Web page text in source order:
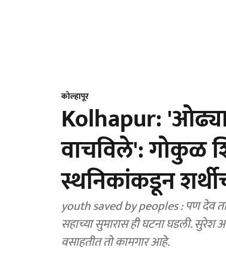
कोल्हापूर
Kolhapur:
वाचविले': गोकुळ
स्थनिकांकडून
youth saved by peoples : पण देव तारी त्याला कोण मारी, या उक्तीप्रमाणे त्याचे प्राण वाचले. संध्याकाळी
सहाच्या सुमारास ही घटना घडली.
वसाहतीत तो कामगार आहे.